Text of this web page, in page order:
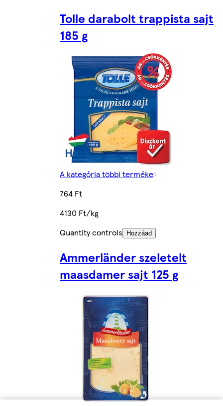
Tolle darabolt trappista sajt
185 g
A kategória többi terméke
764 Ft
4130 Ft/kg
Quantity controls
Hozzáad
Ammerländer szeletelt
maasdamer sajt 125 g